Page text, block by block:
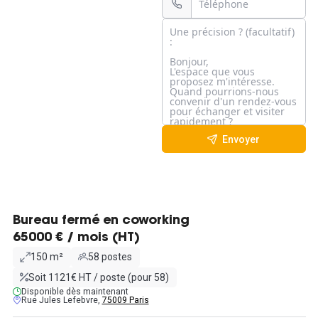
Envoyer
Bureau fermé en coworking
65000 € / mois (HT)
150 m²
58 postes
Soit 1121€ HT / poste (pour 58)
Disponible dès maintenant
Rue Jules Lefebvre, 75009 Paris